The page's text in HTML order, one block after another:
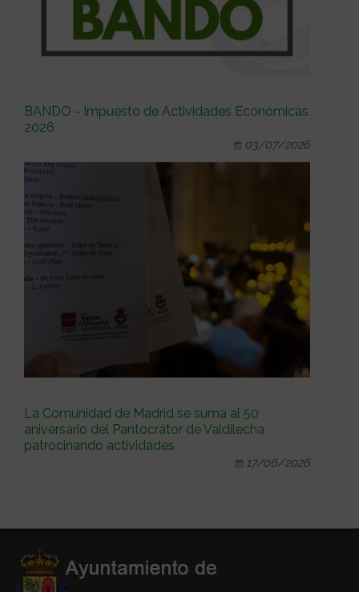
BANDO - Impuesto de Actividades Económicas
2026
03/07/2026
La Comunidad de Madrid se suma al 50
aniversario del Pantocrátor de Valdilecha
patrocinando actividades
17/06/2026